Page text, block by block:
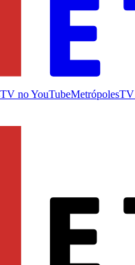
noYouTubeMetrópolesTV